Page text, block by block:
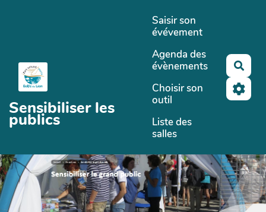
Sensibiliser les
publics
Saisir son
évévement
Agenda des
évènements
Choisir son
outil
Liste des
salles